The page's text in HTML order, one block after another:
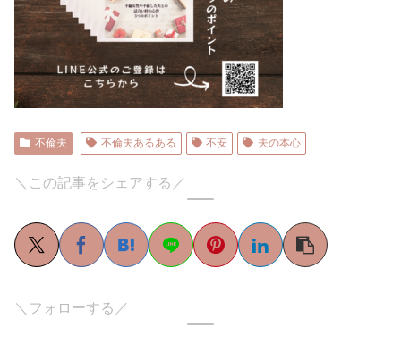
不倫夫 不倫夫あるある 不安 夫の本心
＼この記事をシェアする／
＼フォローする／